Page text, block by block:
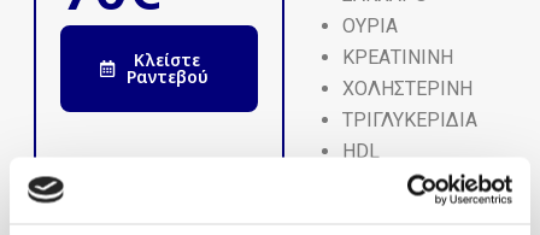
Κλείστε
Ραντεβού
ΟΥΡΙΑ
ΚΡΕΑΤΙΝΙΝΗ
ΧΟΛΗΣΤΕΡΙΝΗ
ΤΡΙΓΛΥΚΕΡΙΔΙΑ
HDL